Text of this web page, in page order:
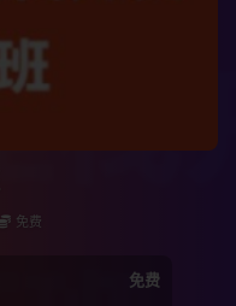
免费
免费